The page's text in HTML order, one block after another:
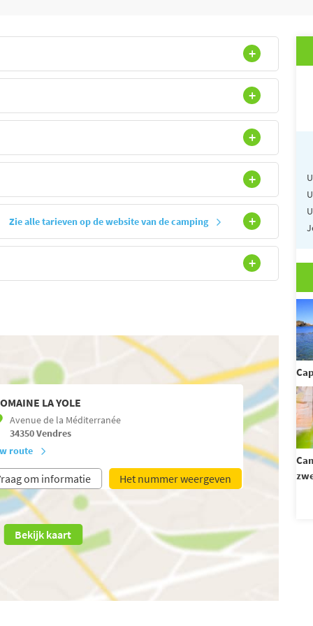
Zie alle tarieven op de website van de camping
LA YOLE
Avenue de la Méditerranée
34350Vendres
route
om informatie Het nummer weergeven
Bekijk kaart